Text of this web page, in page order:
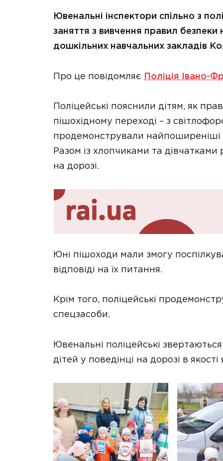
Ювенальні інспектори спільно з
заняття з вивчення правил безпеки
дошкільних навчальних закладів
Про це повідомляє Поліція Івано-
Поліцейські пояснили дітям, як
пішохідному переході – з
продемонстрували найпоширеніші
Разом із хлопчиками та дівчатками
на дорозі.
Юні пішоходи мали змогу
відповіді на їх питання.
Крім того, поліцейські
спецзасоби.
Ювенальні поліцейські
дітей у поведінці на дорозі в якості